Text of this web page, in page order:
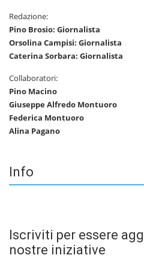
Redazione:
Pino Brosio: Giornalista
Orsolina Campisi: Giornalista
Caterina Sorbara: Giornalista
Collaboratori:
Pino Macino
Giuseppe Alfredo Montuoro
Federica Montuoro
Alina Pagano
Info
Iscriviti per essere
nostre iniziative